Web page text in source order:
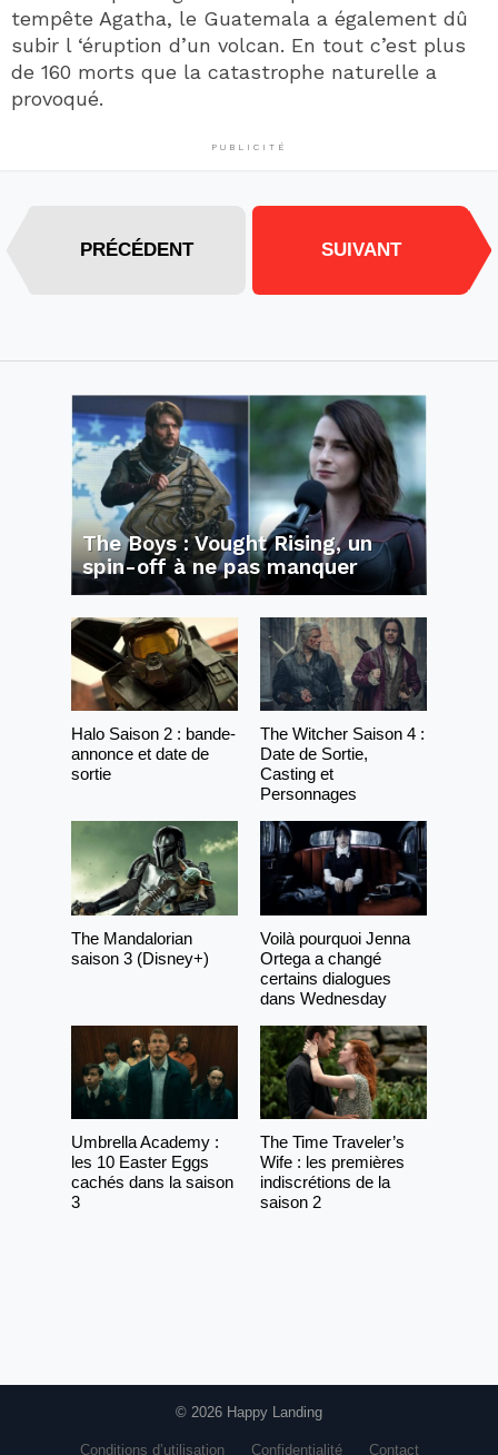
tempête Agatha, le Guatemala a également dû
subir l ‘éruption d’un volcan. En tout c’est plus
de 160 morts que la catastrophe naturelle a
provoqué.
PUBLICITÉ
PRÉCÉDENT SUIVANT
The Boys : Vought Rising, un
spin-off à ne pas manquer
Halo Saison 2 : bande-
annonce et date de
sortie
The Witcher Saison 4 :
Date de Sortie,
Casting et
Personnages
The Mandalorian
saison 3 (Disney+)
Voilà pourquoi Jenna
Ortega a changé
certains dialogues
dans Wednesday
Umbrella Academy :
les 10 Easter Eggs
cachés dans la saison
3
The Time Traveler’s
Wife : les premières
indiscrétions de la
saison 2
© 2026 Happy Landing
Conditions d’utilisation Confidentialité Contact